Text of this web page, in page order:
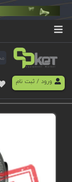
ورود/ ثبت نام